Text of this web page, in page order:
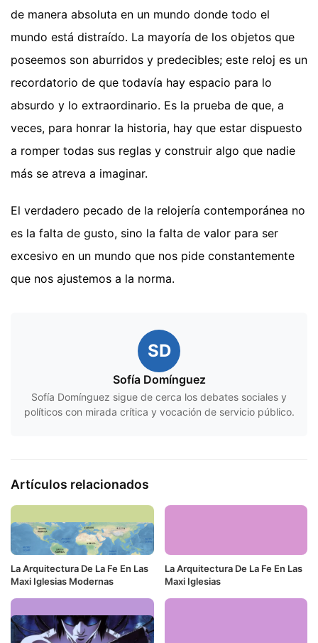
de manera absoluta en un mundo donde todo el
mundo está distraído. La mayoría de los objetos que
poseemos son aburridos y predecibles; este reloj es un
recordatorio de que todavía hay espacio para lo
absurdo y lo extraordinario. Es la prueba de que, a
veces, para honrar la historia, hay que estar dispuesto
a romper todas sus reglas y construir algo que nadie
más se atreva a imaginar.
El verdadero pecado de la relojería contemporánea no
es la falta de gusto, sino la falta de valor para ser
excesivo en un mundo que nos pide constantemente
que nos ajustemos a la norma.
SD
Sofía Domínguez
Sofía Domínguez sigue de cerca los debates sociales y
políticos con mirada crítica y vocación de servicio público.
Artículos relacionados
La Arquitectura De La Fe En Las
Maxi Iglesias Modernas
La Arquitectura De La Fe En Las
Maxi Iglesias